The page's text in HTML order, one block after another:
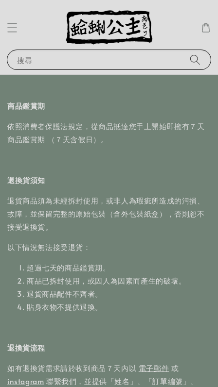
搜尋
商品鑑賞期
依照消費者保護法規定，從商品抵達您手上開始即擁有７天
商品鑑賞期 （７天含假日）。
退換貨須知
退貨商品須為未經拆封使用，或非人為瑕疵所造成的污損、
故障，並保留完整的原始包裝（含外包裝紙盒），否則恕不
接受退換貨。
以下情況無法接受退貨：
超過七天的商品鑑賞期。
商品已拆封使用，或因人為因素而產生的破壞。
退貨商品配件不齊者。
貼身衣物不提供退換。
退換貨流程
如有退換貨需求請於收到商品７天內以 電子郵件 或
instagram 聯繫我們，並提供「姓名」、「訂單編號」、